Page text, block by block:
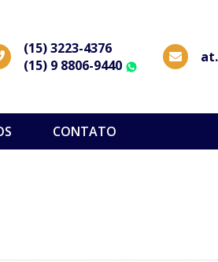
(15) 3223-4376
(15) 9 8806-9440
WhatsApp
CONTATO